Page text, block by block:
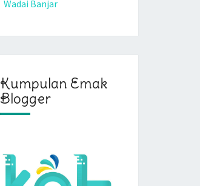
Wadai Banjar
Kumpulan Emak
Blogger